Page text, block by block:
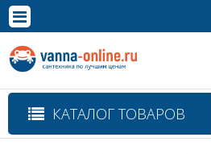
Полная версия сайта
КАТАЛОГ ТОВАРОВ